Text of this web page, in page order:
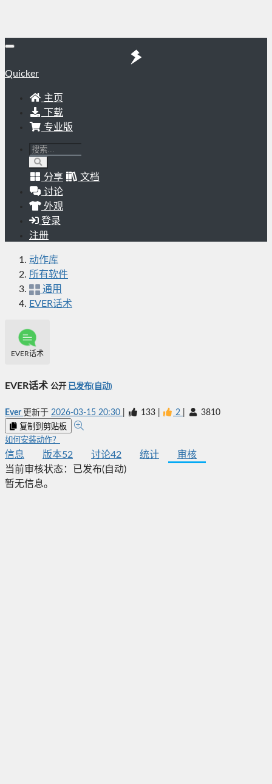
Quicker
主页
下载
专业版
分享
文档
讨论
外观
登录
注册
动作库
所有软件
通用
EVER话术
EVER话术
EVER话术 公开 已发布(自动)
Ever 更新于 2026-03-15 20:30 133 2 3810
复制到剪贴板
如何安装动作？
信息 版本52 讨论42 统计
审核
当前审核状态：
已发布(自动)
暂无信息。